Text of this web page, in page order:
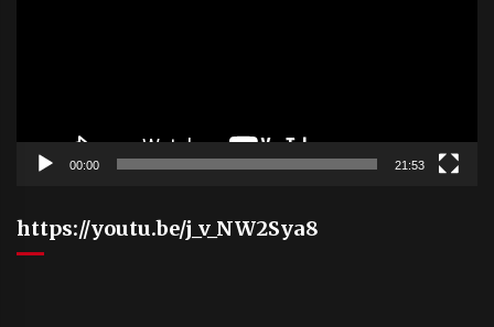
00:00 21:53
https://youtu.be/j_v_NW2Sya8